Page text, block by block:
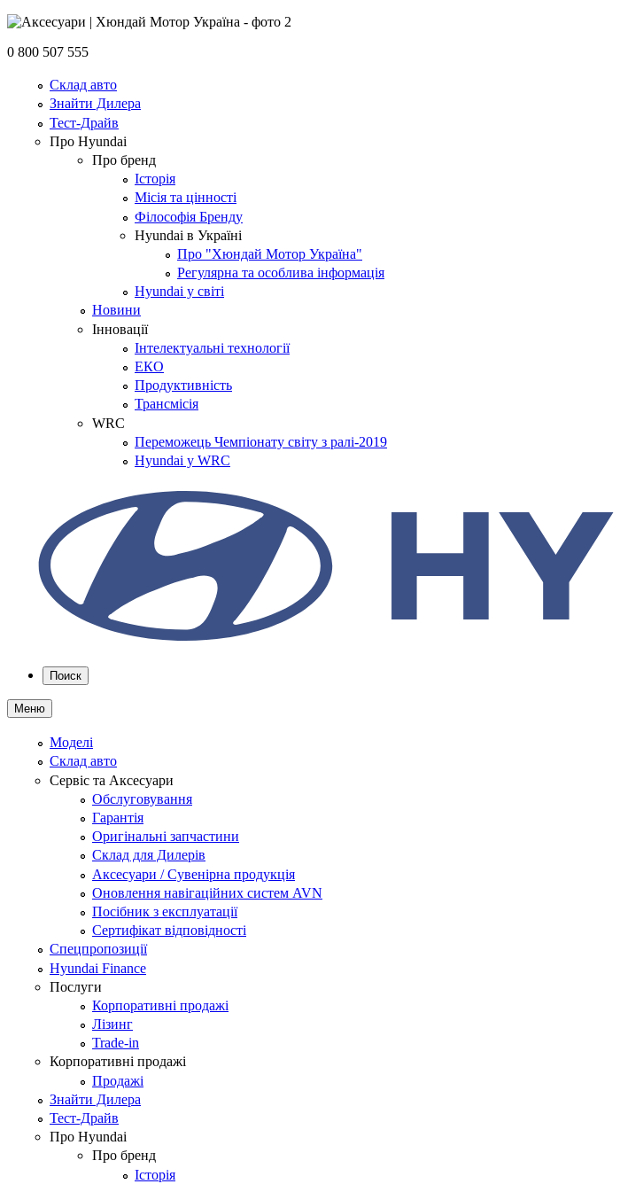
0 800 507 555
Склад авто
Знайти Дилера
Тест-Драйв
Про Hyundai
Про бренд
Історія
Місія та цінності
Філософія Бренду
Hyundai в Україні
Про "Хюндай Мотор Україна"
Регулярна та особлива інформація
Hyundai у світі
Новини
Інновації
Інтелектуальні технології
ЕКО
Продуктивність
Трансмісія
WRC
Переможець Чемпіонату світу з ралі-2019
Hyundai у WRC
Поиск
Меню
Моделі
Склад авто
Сервіс та Аксесуари
Обслуговування
Гарантія
Оригінальні запчастини
Склад для Дилерів
Аксесуари / Сувенірна продукція
Оновлення навігаційних систем AVN
Посібник з експлуатації
Сертифікат відповідності
Спецпропозиції
Hyundai Finance
Послуги
Корпоративні продажі
Лізинг
Trade-in
Корпоративні продажі
Продажі
Знайти Дилера
Тест-Драйв
Про Hyundai
Про бренд
Історія